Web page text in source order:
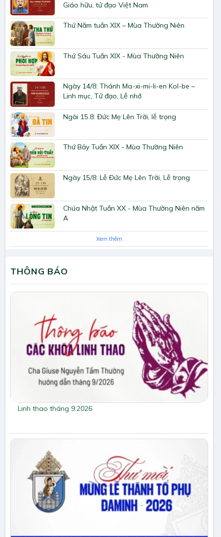
Giáo hữu, tử đạo Việt Nam
Thứ Năm tuần XIX – Mùa Thường Niên
Thứ Sáu Tuần XIX - Mùa Thường Niên
Ngày 14/8: Thánh Ma-xi-mi-li-en Kol-be –
Linh mục, Tử đạo, Lễ nhớ
Ngài 15.8: Đức Mẹ Lên Trời, lễ trọng
Thứ Bảy Tuần XIX - Mùa Thường Niên
Ngày 15/8: Lễ Đức Mẹ Lên Trời, Lễ trọng
Chúa Nhật Tuần XX - Mùa Thường Niên năm
A
Xem thêm
THÔNG BÁO
Linh thao tháng 9.2026